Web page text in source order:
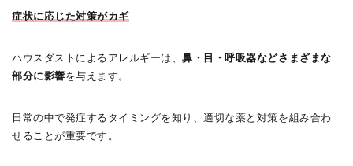
症状に応じた対策がカギ
ハウスダストによるアレルギーは、鼻・目・呼吸器などさまざまな
部分に影響を与えます。
日常の中で発症するタイミングを知り、適切な薬と対策を組み合わ
せることが重要です。